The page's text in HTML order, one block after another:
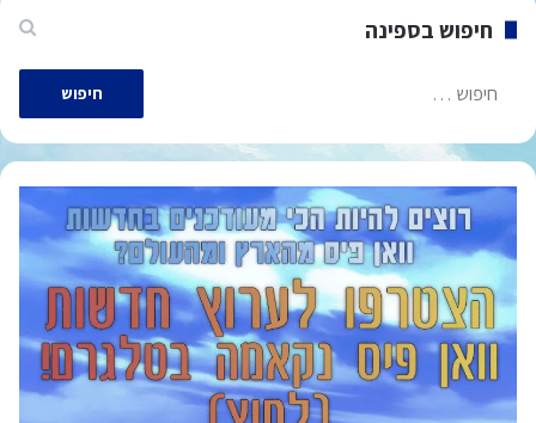
חיפוש בספינה
חיפוש: